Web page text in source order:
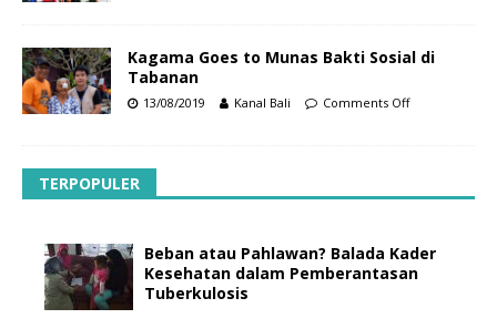
Kagama Goes to Munas Bakti Sosial di
Tabanan
13/08/2019 Kanal Bali Comments Off
TERPOPULER
Beban atau Pahlawan? Balada Kader
Kesehatan dalam Pemberantasan
Tuberkulosis